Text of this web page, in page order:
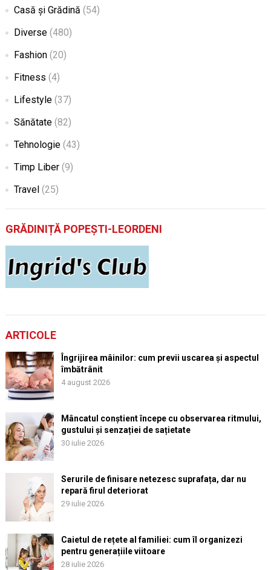
Casă și Grădină (54)
Diverse(480)
Fashion(20)
Fitness (4)
Lifestyle(37)
Sănătate(82)
Tehnologie(43)
Timp Liber(9)
Travel (25)
GRĂDINIȚĂ POPEȘTI-LEORDENI
ARTICOLE
Îngrijirea mâinilor: cum previi uscarea și aspectul
îmbătrânit
4 august 2026
Mâncatul conștient începe cu observarea ritmului,
gustului și senzației de sațietate
30 iulie 2026
Serurile de finisare netezesc suprafața, dar nu
repară firul deteriorat
29 iulie 2026
Caietul de rețete al familiei: cum îl organizezi
pentru generațiile viitoare
28 iulie 2026